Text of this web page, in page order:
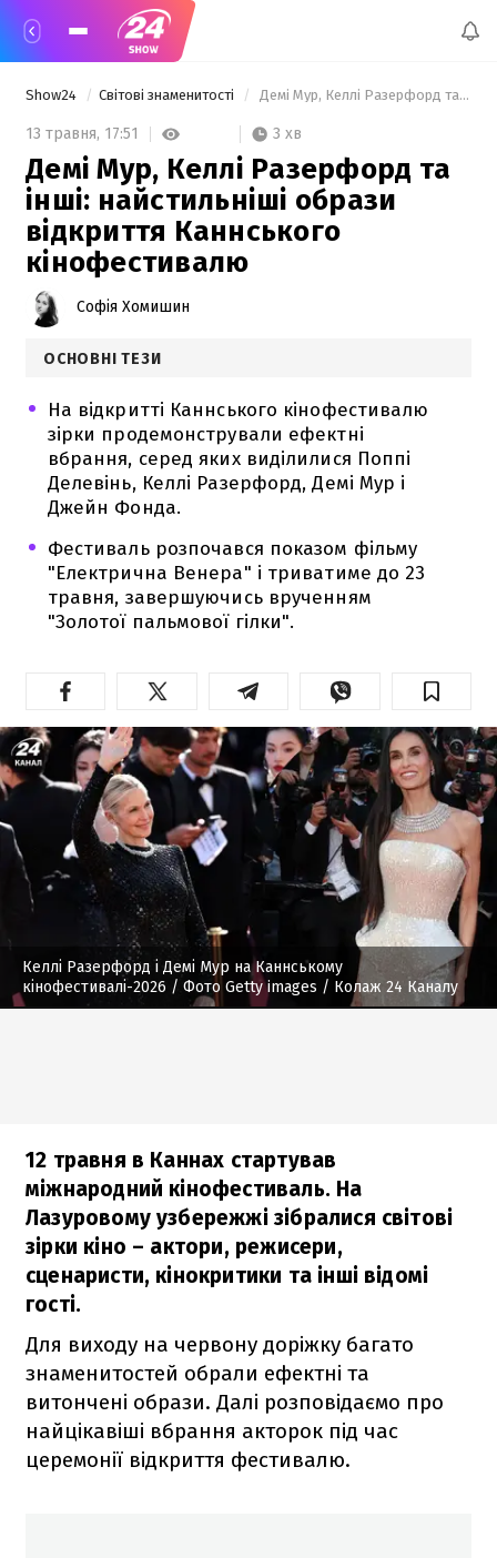
Show24 Світові знаменитості Демі Мур, Келлі Разерфорд та інші: найстильніші образи відкриття Каннського кінофестивалю
13 травня, 17:51 3 хв
Демі Мур, Келлі Разерфорд та
інші: найстильніші образи
відкриття Каннського
кінофестивалю
Софія Хомишин
ОСНОВНІ ТЕЗИ
На відкритті Каннського кінофестивалю
зірки продемонстрували ефектні
вбрання, серед яких виділилися Поппі
Делевінь, Келлі Разерфорд, Демі Мур і
Джейн Фонда.
Фестиваль розпочався показом фільму
"Електрична Венера" і триватиме до 23
травня, завершуючись врученням
"Золотої пальмової гілки".
Келлі Разерфорд і Демі Мур на Каннському
кінофестивалі-2026 / Фото Getty images / Колаж 24 Каналу
12 травня в Каннах стартував
міжнародний кінофестиваль. На
Лазуровому узбережжі зібралися світові
зірки кіно – актори, режисери,
сценаристи, кінокритики та інші відомі
гості.
Для виходу на червону доріжку багато
знаменитостей обрали ефектні та
витончені образи. Далі розповідаємо про
найцікавіші вбрання акторок під час
церемонії відкриття фестивалю.